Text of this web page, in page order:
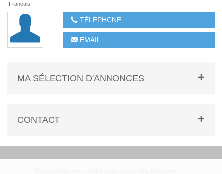
Français
TÉLÉPHONE
EMAIL
MA SÉLECTION D'ANNONCES
CONTACT